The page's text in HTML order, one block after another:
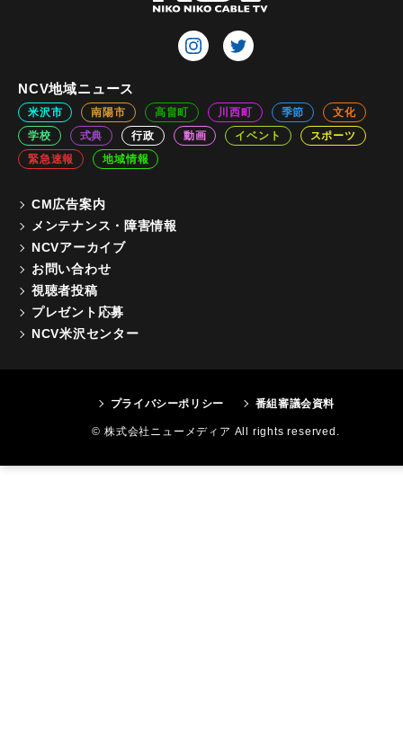
NCV地域ニュース
米沢市 南陽市 高畠町 川西町 季節
文化
学校
式典 行政 動画 イベント
スポーツ
緊急速報
地域情報
CM広告案内
メンテナンス・障害情報
NCVアーカイブ
お問い合わせ
視聴者投稿
プレゼント応募
NCV米沢センター
プライバシーポリシー 番組審議会資料
© 株式会社ニューメディア All rights reserved.